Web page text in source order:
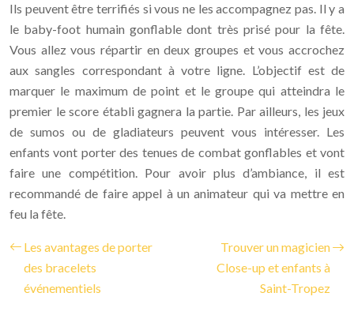
Ils peuvent être terrifiés si vous ne les accompagnez pas. Il y a
le baby-foot humain gonflable dont très prisé pour la fête.
Vous allez vous répartir en deux groupes et vous accrochez
aux sangles correspondant à votre ligne. L’objectif est de
marquer le maximum de point et le groupe qui atteindra le
premier le score établi gagnera la partie. Par ailleurs, les jeux
de sumos ou de gladiateurs peuvent vous intéresser. Les
enfants vont porter des tenues de combat gonflables et vont
faire une compétition. Pour avoir plus d’ambiance, il est
recommandé de faire appel à un animateur qui va mettre en
feu la fête.
Les avantages de porter
des bracelets
événementiels
Trouver un magicien
Close-up et enfants à
Saint-Tropez